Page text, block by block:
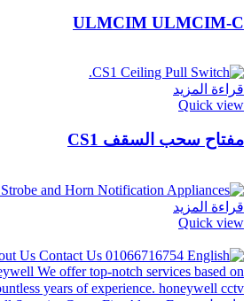
ULMCIM ULMCIM-C
قراءة المزيد
Quick view
مفتاح سحب السقف CS1
قراءة المزيد
Quick view